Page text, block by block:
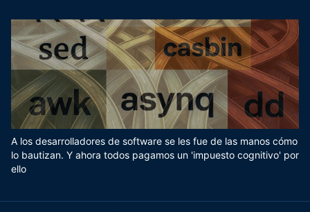
A los desarrolladores de software se les fue de las manos cómo
lo bautizan. Y ahora todos pagamos un 'impuesto cognitivo' por
ello